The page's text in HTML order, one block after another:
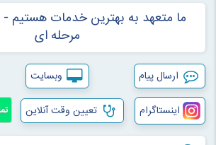
ما متعهد به بهترین خدمات هستیم
مرحله ای
ارسال پیام وبسایت
اینستاگرام تعیین وقت آنلاین